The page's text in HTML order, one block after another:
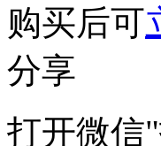
购买后可
分享
打开微信